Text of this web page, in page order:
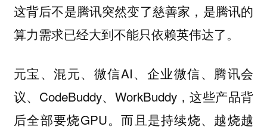
这背后不是腾讯突然变了慈善家，是腾讯的
算力需求已经大到不能只依赖英伟达了。
元宝、混元、微信AI、企业微信、腾讯会
议、CodeBuddy、WorkBuddy，这些产品背
后全部要烧GPU。而且是持续烧、越烧越